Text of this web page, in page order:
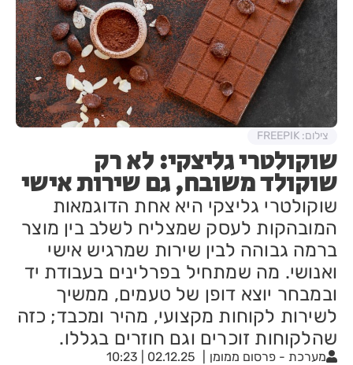
שוקולטרי גליצקי: לא רק
שוקולד משובח, גם שירות אישי
שוקולטרי גליצקי היא אחת הדוגמאות
המובהקות לעסק שמצליח לשלב בין מוצר
ברמה גבוהה לבין שירות שמרגיש אישי
ואנושי. מה שמתחיל בפרלינים בעבודת יד
ובמבחר יוצא דופן של טעמים, ממשיך
לשירות לקוחות מקצועי, מהיר ומכבד; כזה
שהלקוחות זוכרים וגם חוזרים בגללו.
מערכת - פרסום ממומן 02.12.25 | 10:23
צילום: FREEPIK